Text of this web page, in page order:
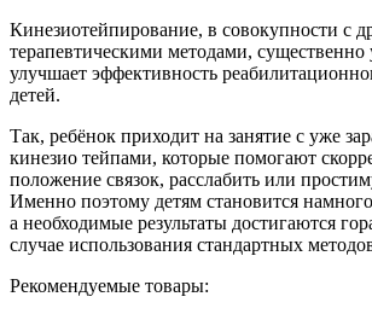
Кинезиотейпирование, в совокупности с
терапевтическими методами, существенно
улучшает эффективность
детей.
Так, ребёнок приходит на занятие с уже
кинезио тейпами, которые помогают
положение связок, расслабить или
Именно поэтому детям становится намного
а необходимые результаты достигаются
случае использования стандартных
Рекомендуемые товары: